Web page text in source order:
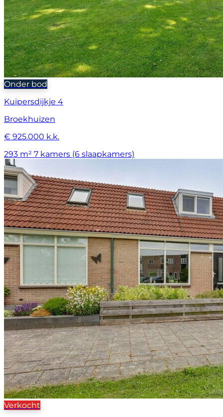
Onder bod
Kuipersdijkje 4
Broekhuizen
€ 925.000 k.k.
293 m² 7 kamers (6 slaapkamers)
Verkocht